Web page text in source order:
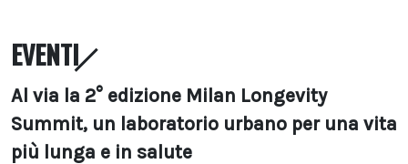
EVENTI
Al via la 2° edizione Milan Longevity
Summit, un laboratorio urbano per una vita
più lunga e in salute